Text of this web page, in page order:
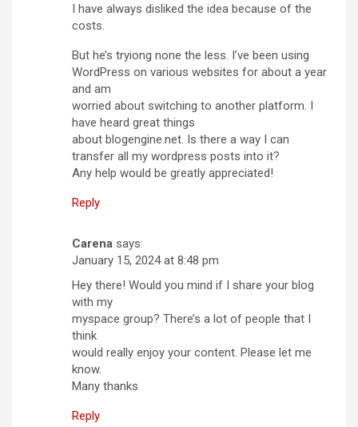
I have always disliked the idea because of the
costs.
But he’s tryiong none the less. I’ve been using
WordPress on various websites for about a year
and am
worried about switching to another platform. I
have heard great things
about blogengine.net. Is there a way I can
transfer all my wordpress posts into it?
Any help would be greatly appreciated!
Reply
Carena says:
January 15, 2024 at 8:48 pm
Hey there! Would you mind if I share your blog
with my
myspace group? There’s a lot of people that I
think
would really enjoy your content. Please let me
know.
Many thanks
Reply